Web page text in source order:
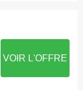
VOIR L'OFFRE